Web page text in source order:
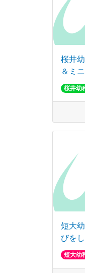
桜井
＆ミ
桜井幼
短大
びを
短大幼